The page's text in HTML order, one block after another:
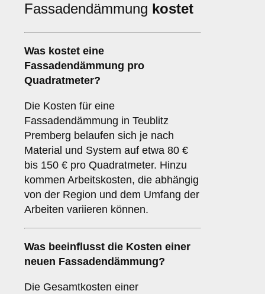
Fassadendämmung kostet
Was kostet eine
Fassadendämmung pro
Quadratmeter?
Die Kosten für eine
Fassadendämmung in Teublitz
Premberg belaufen sich je nach
Material und System auf etwa 80 €
bis 150 € pro Quadratmeter. Hinzu
kommen Arbeitskosten, die abhängig
von der Region und dem Umfang der
Arbeiten variieren können.
Was beeinflusst die Kosten einer
neuen Fassadendämmung?
Die Gesamtkosten einer